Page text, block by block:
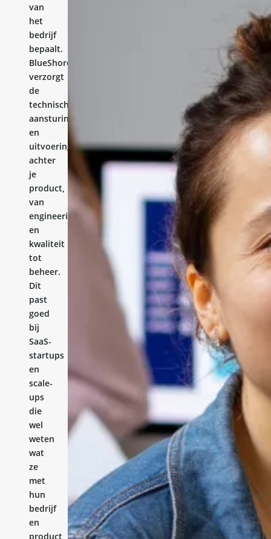
van
het
bedrijf
bepaalt.
BlueShores
verzorgt
de
technische
aansturing
en
uitvoering
achter
je
product,
van
engineering
en
kwaliteit
tot
beheer.
Dit
past
goed
bij
SaaS-
startups
en
scale-
ups
die
wel
weten
wat
ze
met
hun
bedrijf
en
product